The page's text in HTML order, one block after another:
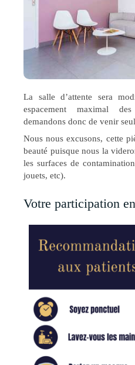
La salle d’attente sera
espacement maximal
demandons donc de venir
Nous nous excusons, cette
beauté puisque nous la
les surfaces de
jouets, etc).
Votre participation